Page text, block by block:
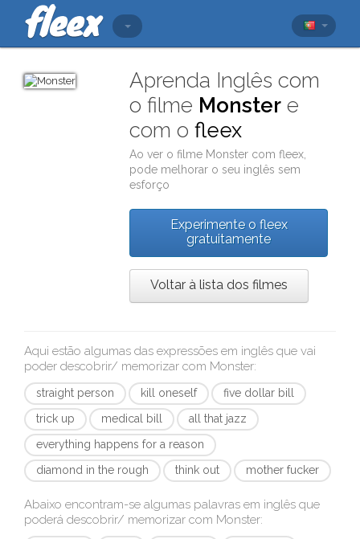
Aprenda Inglês com
o filme Monster e
com ofleex
Ao ver o filme Monster comfleex
pode melhorar o seu inglês sem
esforço
Experimente o fleex
gratuitamente
Voltar à lista dos filmes
Aqui estão algumas das expressões em inglês que vai
poder descobrir/ memorizar com Monster:
straight person kill oneself
five dollar bill
trick up
medical bill
all that jazz
everything happens for a reason
diamond in the rough
think out mother fucker
Abaixo encontram-se algumas palavras em inglês que
poderá descobrir/ memorizar com Monster: